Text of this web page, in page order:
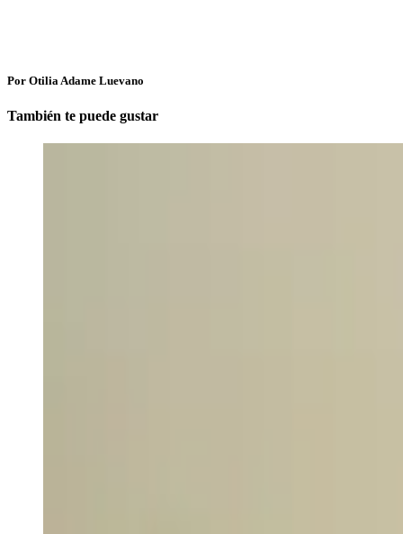
Por Otilia Adame Luevano
También te puede gustar